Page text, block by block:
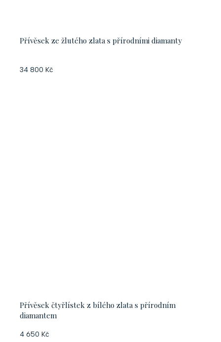
Přívěsek ze žlutého zlata s přírodními diamanty
34 800 Kč
Přívěsek čtyřlístek z bílého zlata s přírodním
diamantem
4 650 Kč